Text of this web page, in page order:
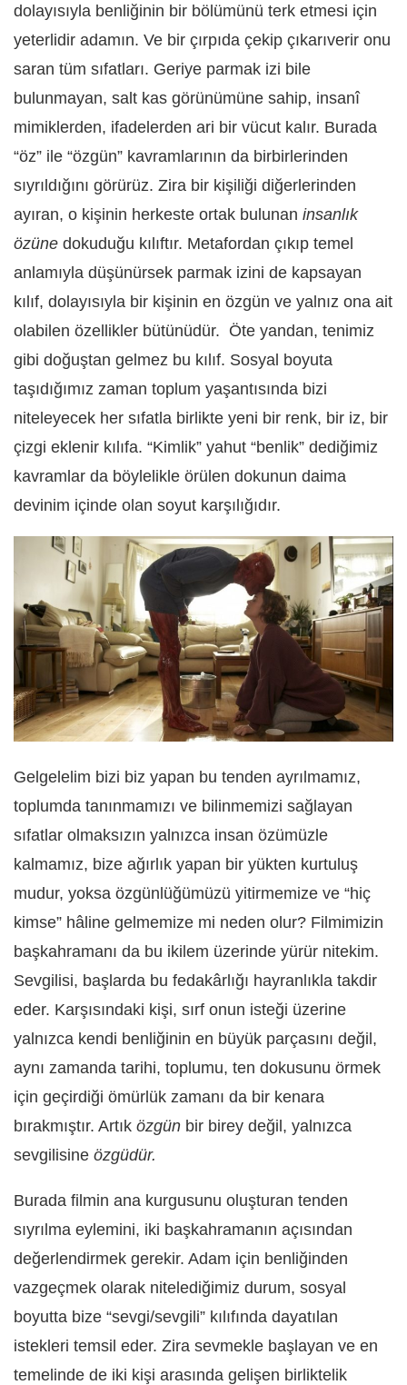
dolayısıyla benliğinin bir bölümünü terk etmesi için
yeterlidir adamın. Ve bir çırpıda çekip çıkarıverir onu
saran tüm sıfatları. Geriye parmak izi bile
bulunmayan, salt kas görünümüne sahip, insanî
mimiklerden, ifadelerden ari bir vücut kalır. Burada
“öz” ile “özgün” kavramlarının da birbirlerinden
sıyrıldığını görürüz. Zira bir kişiliği diğerlerinden
ayıran, o kişinin herkeste ortak bulunan insanlık
özüne dokuduğu kılıftır. Metafordan çıkıp temel
anlamıyla düşünürsek parmak izini de kapsayan
kılıf, dolayısıyla bir kişinin en özgün ve yalnız ona ait
olabilen özellikler bütünüdür. Öte yandan, tenimiz
gibi doğuştan gelmez bu kılıf. Sosyal boyuta
taşıdığımız zaman toplum yaşantısında bizi
niteleyecek her sıfatla birlikte yeni bir renk, bir iz, bir
çizgi eklenir kılıfa. “Kimlik” yahut “benlik” dediğimiz
kavramlar da böylelikle örülen dokunun daima
devinim içinde olan soyut karşılığıdır.
Gelgelelim bizi biz yapan bu tenden ayrılmamız,
toplumda tanınmamızı ve bilinmemizi sağlayan
sıfatlar olmaksızın yalnızca insan özümüzle
kalmamız, bize ağırlık yapan bir yükten kurtuluş
mudur, yoksa özgünlüğümüzü yitirmemize ve “hiç
kimse” hâline gelmemize mi neden olur? Filmimizin
başkahramanı da bu ikilem üzerinde yürür nitekim.
Sevgilisi, başlarda bu fedakârlığı hayranlıkla takdir
eder. Karşısındaki kişi, sırf onun isteği üzerine
yalnızca kendi benliğinin en büyük parçasını değil,
aynı zamanda tarihi, toplumu, ten dokusunu örmek
için geçirdiği ömürlük zamanı da bir kenara
bırakmıştır. Artık özgün bir birey değil, yalnızca
sevgilisine özgüdür.
Burada filmin ana kurgusunu oluşturan tenden
sıyrılma eylemini, iki başkahramanın açısından
değerlendirmek gerekir. Adam için benliğinden
vazgeçmek olarak nitelediğimiz durum, sosyal
boyutta bize “sevgi/sevgili” kılıfında dayatılan
istekleri temsil eder. Zira sevmekle başlayan ve en
temelinde de iki kişi arasında gelişen birliktelik